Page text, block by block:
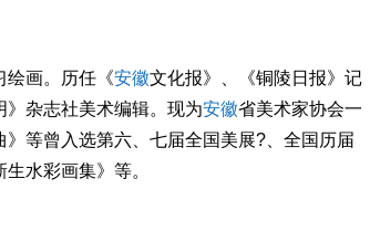
绘画。历任《安徽文化报》、《铜陵日报》记
杂志社美术编辑。现为安徽省美术家协会一
等曾入选第六、七届全国美展?、全国历届
水彩画集》等。